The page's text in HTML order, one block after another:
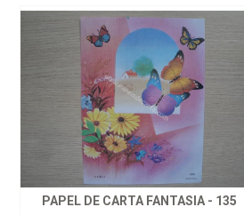
PAPEL DE CARTA FANTASIA - 135